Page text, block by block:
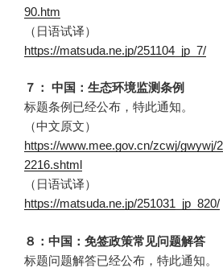
90.htm
（日语试译）
https://matsuda.ne.jp/251104_jp_7/
７： 中国：生态环境监测条例
标题条例已经公布，特此通知。
（中文原文）
https://www.mee.gov.cn/zcwj/gwywj/
2216.shtml
（日语试译）
https://matsuda.ne.jp/251031_jp_820/
８：中国：免签政策常见问题解答
标题问题解答已经公布，特此通知。